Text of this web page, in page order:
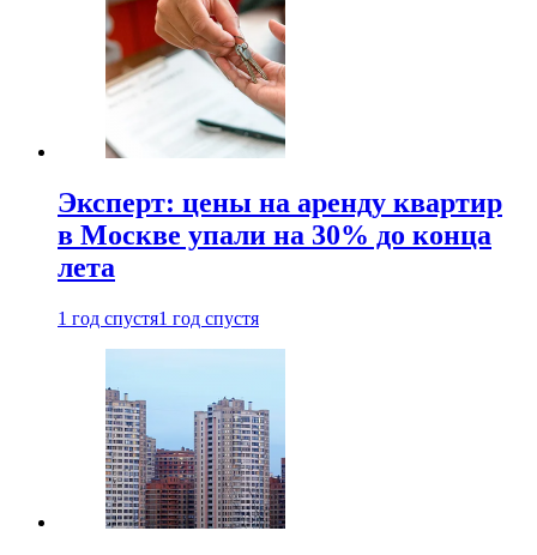
Эксперт: цены на аренду квартир
в Москве упали на 30% до конца
лета
1 год спустя1 год спустя